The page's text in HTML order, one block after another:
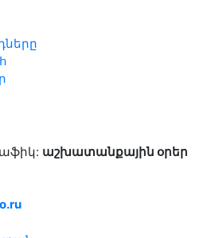
աշխատանքային օրեր